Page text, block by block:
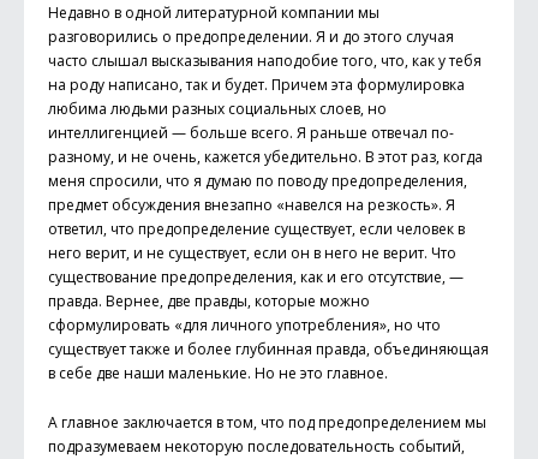
Недавно в одной литературной компании мы
разговорились о предопределении. Я и до этого случая
часто слышал высказывания наподобие того, что, как у тебя
на роду написано, так и будет. Причем эта формулировка
любима людьми разных социальных слоев, но
интеллигенцией — больше всего. Я раньше отвечал по-
разному, и не очень, кажется убедительно. В этот раз, когда
меня спросили, что я думаю по поводу предопределения,
предмет обсуждения внезапно «навелся на резкость». Я
ответил, что предопределение существует, если человек в
него верит, и не существует, если он в него не верит. Что
существование предопределения, как и его отсутствие, —
правда. Вернее, две правды, которые можно
сформулировать «для личного употребления», но что
существует также и более глубинная правда, объединяющая
в себе две наши маленькие. Но не это главное.
А главное заключается в том, что под предопределением мы
подразумеваем некоторую последовательность событий,